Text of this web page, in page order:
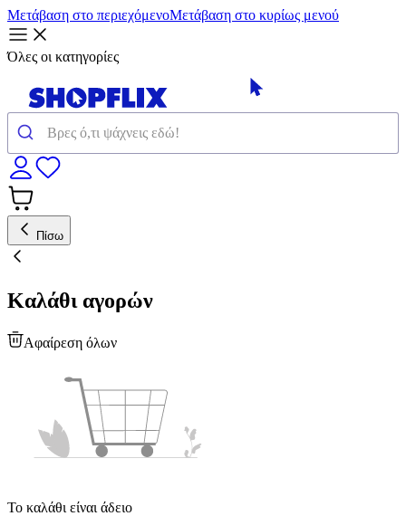
Μετάβαση στο περιεχόμενοΜετάβαση στο κυρίως μενού
Όλες οι κατηγορίες
Πίσω
Καλάθι αγορών
Αφαίρεση όλων
Το καλάθι είναι άδειο